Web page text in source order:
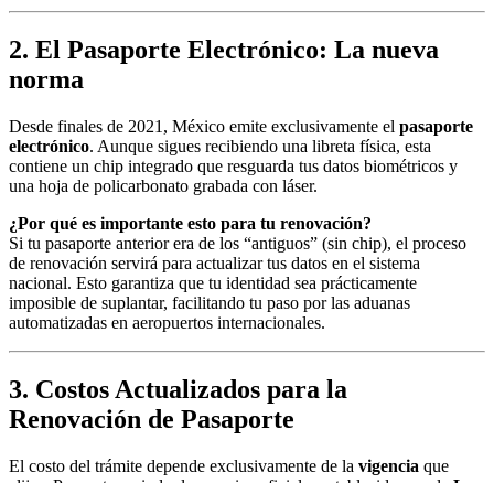
2. El Pasaporte Electrónico: La nueva
norma
Desde finales de 2021, México emite exclusivamente el pasaporte
electrónico. Aunque sigues recibiendo una libreta física, esta
contiene un chip integrado que resguarda tus datos biométricos y
una hoja de policarbonato grabada con láser.
¿Por qué es importante esto para tu renovación?
Si tu pasaporte anterior era de los “antiguos” (sin chip), el proceso
de renovación servirá para actualizar tus datos en el sistema
nacional. Esto garantiza que tu identidad sea prácticamente
imposible de suplantar, facilitando tu paso por las aduanas
automatizadas en aeropuertos internacionales.
3. Costos Actualizados para la
Renovación de Pasaporte
El costo del trámite depende exclusivamente de la vigencia que